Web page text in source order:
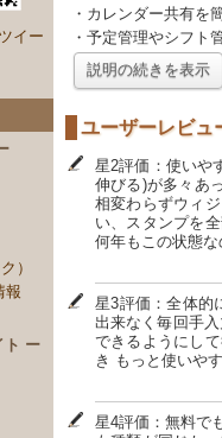
イー
）
報
ト ー
・カレンダー共有を
・予定管理やシフト
説明の続きを表示
ユーザーレビュ
星2評価：使いや
伸びる)が多々あ
相変わらずウィ
い、スタンプを
何年もこの状態な
星3評価：全体的
出来なく毎回手
できるようにし
き もっと使いや
星4評価：無料で